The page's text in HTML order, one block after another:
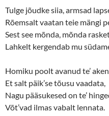
O
p
n
s
i
n
n
w
n
o
w
)
O
e
n
s
i
n
w
i
d
o
w
Tulge jõudke siia, armsad
Rõemsalt vaatan teie mängi
Sest see mõnda, mõnda
Lahkelt kergendab mu
Homiku poolt avanud te’
Et salt päik’se tõusu vaadata,
Nagu pääsukesed on te’
Võt’vad ilmas vabalt lennata.